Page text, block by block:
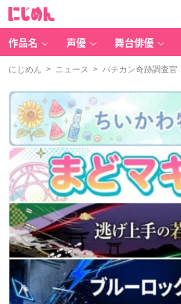
作品名 声優 舞台俳優
にじめん > ニュース > バチカン奇跡調査官